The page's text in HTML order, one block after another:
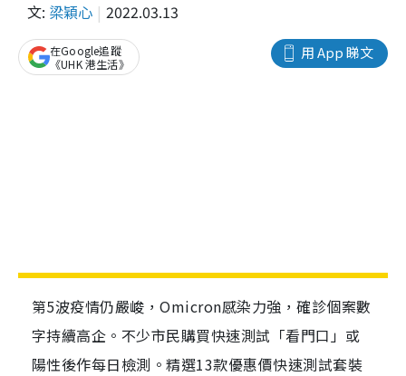
文: 梁穎心 2022.03.13
用 App 睇文
在Google追蹤
《UHK 港生活》
第5波疫情仍嚴峻，Omicron感染力強，確診個案數
字持續高企。不少市民購買快速測試「看門口」或
陽性後作每日檢測。精選13款優惠價快速測試套裝